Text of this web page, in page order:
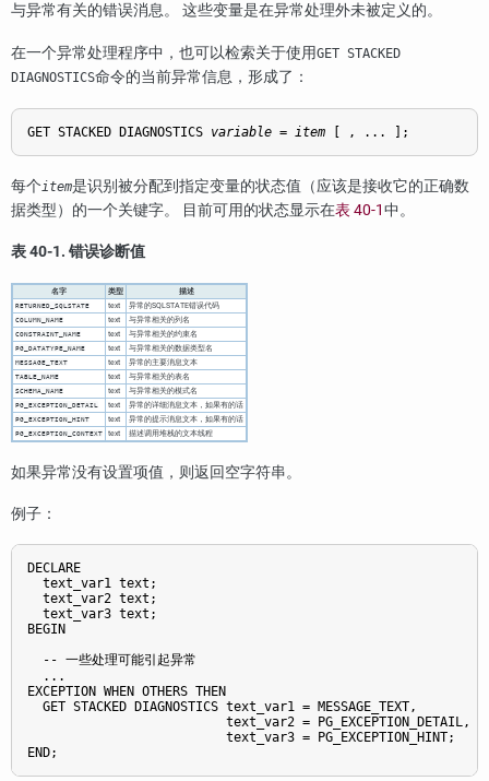
与异常有关的错误消息。 这些变量是在异常处理外未被定义的。
在一个异常处理程序中，也可以检索关于使用GET STACKED
DIAGNOSTICS命令的当前异常信息，形成了：
GET STACKED DIAGNOSTICS variable = item [ , ... ];
每个item是识别被分配到指定变量的状态值（应该是接收它的正确数
据类型）的一个关键字。 目前可用的状态显示在表 40-1中。
表 40-1. 错误诊断值
名字 类型 描述
RETURNED_SQLSTATE text 异常的SQLSTATE错误代码
COLUMN_NAME text 与异常相关的列名
CONSTRAINT_NAME text 与异常相关的约束名
PG_DATATYPE_NAME text 与异常相关的数据类型名
MESSAGE_TEXT text 异常的主要消息文本
TABLE_NAME text 与异常相关的表名
SCHEMA_NAME text 与异常相关的模式名
PG_EXCEPTION_DETAIL text 异常的详细消息文本，如果有的话
PG_EXCEPTION_HINT text 异常的提示消息文本，如果有的话
PG_EXCEPTION_CONTEXT text 描述调用堆栈的文本线程
如果异常没有设置项值，则返回空字符串。
例子：
DECLARE
  text_var1 text;
  text_var2 text;
  text_var3 text;
BEGIN
  -- 一些处理可能引起异常
  ...
EXCEPTION WHEN OTHERS THEN
  GET STACKED DIAGNOSTICS text_var1 = MESSAGE_TEXT,
                          text_var2 = PG_EXCEPTION_DETAIL,
                          text_var3 = PG_EXCEPTION_HINT;
END;